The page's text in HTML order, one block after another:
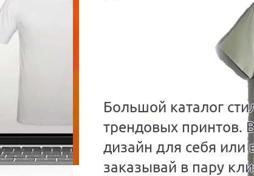
Большой каталог
трендовых принтов.
дизайн для себя или
заказывай в пару